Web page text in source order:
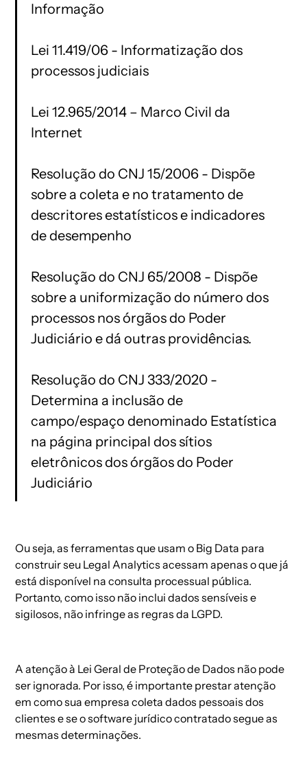
Informação
Lei 11.419/06 - Informatização dos
processos judiciais
Lei 12.965/2014 – Marco Civil da
Internet
Resolução do CNJ 15/2006 - Dispõe
sobre a coleta e no tratamento de
descritores estatísticos e indicadores
de desempenho
Resolução do CNJ 65/2008 - Dispõe
sobre a uniformização do número dos
processos nos órgãos do Poder
Judiciário e dá outras providências.
Resolução do CNJ 333/2020 -
Determina a inclusão de
campo/espaço denominado Estatística
na página principal dos sítios
eletrônicos dos órgãos do Poder
Judiciário
Ou seja, as ferramentas que usam o Big Data para
construir seu Legal Analytics acessam apenas o que já
está disponível na consulta processual pública.
Portanto, como isso não inclui dados sensíveis e
sigilosos, não infringe as regras da LGPD.
A atenção à Lei Geral de Proteção de Dados não pode
ser ignorada. Por isso, é importante prestar atenção
em como sua empresa coleta dados pessoais dos
clientes e se o software jurídico contratado segue as
mesmas determinações.